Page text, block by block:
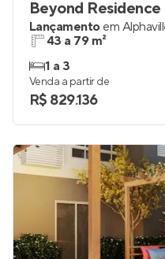
Beyond Residence
Lançamento em
43 a 79 m²
1 a 3
Venda a partir de
R$ 829.136